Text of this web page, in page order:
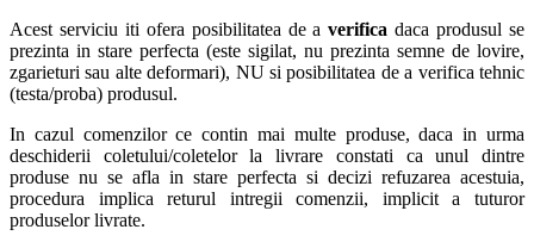
Acest serviciu iti ofera posibilitatea de averifica daca produsul se
prezinta in stare perfecta (este sigilat, nu prezinta semne de lovire,
zgarieturi sau alte deformari), NU si posibilitatea de a verifica tehnic
(testa/proba) produsul.
In cazul comenzilor ce contin mai multe produse, daca in urma
deschiderii coletului/coletelor la livrare constati ca unul dintre
produse nu se afla in stare perfecta si decizi refuzarea acestuia,
procedura implica returul intregii comenzii, implicit a tuturor
produselor livrate.